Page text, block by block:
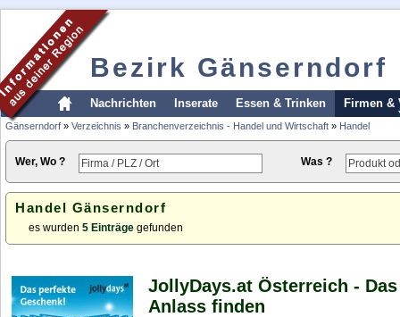
Bezirk Gänserndorf
Nachrichten Inserate Essen & Trinken Firmen &
Gänserndorf » Verzeichnis » Branchenverzeichnis - Handel und Wirtschaft » Handel
Wer, Wo ? Was ?
Handel Gänserndorf
es wurden 5 Einträge gefunden
JollyDays.at Österreich -
Anlass finden